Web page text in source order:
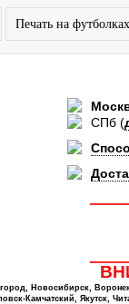
Печать на футболках
СПб (
Новосибирск,
Камчатский, Якутск,